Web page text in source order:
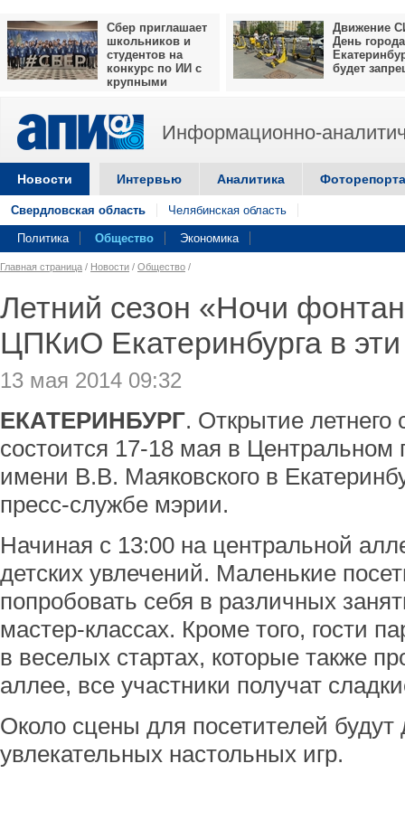
Сбер приглашает
школьников и
студентов на
конкурс по ИИ с
крупными
Движение
День города
будет
Информационно-
Новости Интервью Аналитика
Свердловская область Челябинская область
Политика Общество Экономика
Главная страница / Новости / Общество /
Летний сезон «Ночи
ЦПКиО Екатеринбурга в
13 мая 2014 09:32
ЕКАТЕРИНБУРГ. Открытие
состоится 17-18 мая в Центральном
имени В.В. Маяковского в
пресс-службе мэрии.
Начиная с 13:00 на центральной
детских увлечений. Маленькие
попробовать себя в различных
мастер-классах. Кроме того, гости
в веселых стартах, которые также
аллее, все участники получат
Около сцены для посетителей
увлекательных настольных игр.